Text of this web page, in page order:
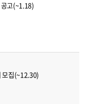
고(~1.18)
모집(~12.30)